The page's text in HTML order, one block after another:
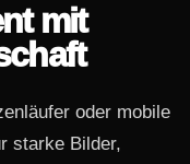
mit
oder mobile
starke Bilder,